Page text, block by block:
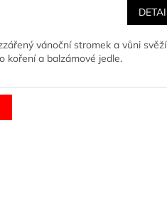
vánoční stromek a vůni svěží
koření a balzámové jedle.